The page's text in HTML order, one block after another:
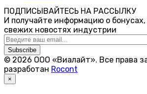
ПОДПИСЫВАЙТЕСЬ НА РАССЫЛКУ
И получайте информацию о бонусах,
свежих новостях индустрии
Subscribe
© 2026 ООО «Виалайт». Все права
разработан Rocont
×